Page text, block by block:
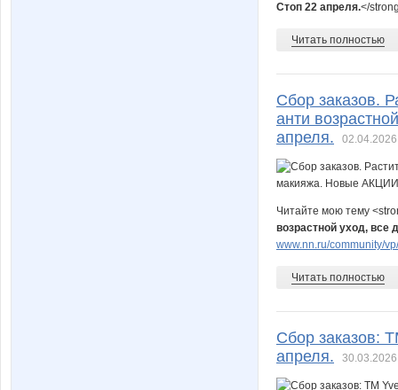
Стоп 22 апреля.</
Читать полностью
Сбор заказов.
анти
апреля.
Читайте мою тему
возрастной уход,
www.nn.ru/community/
Читать полностью
Сбор заказов:
апреля.